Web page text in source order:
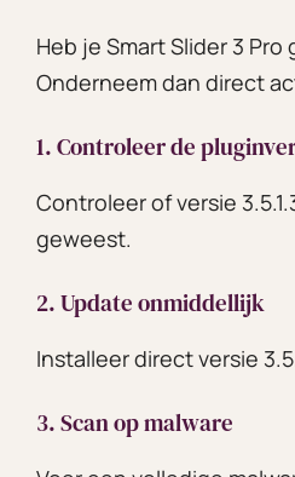
Heb je Smart Slider 3 Pro
Onderneem dan direct
1. Controleer de
Controleer of versie
geweest.
2. Update onmiddellijk
Installeer direct versie
3. Scan op malware